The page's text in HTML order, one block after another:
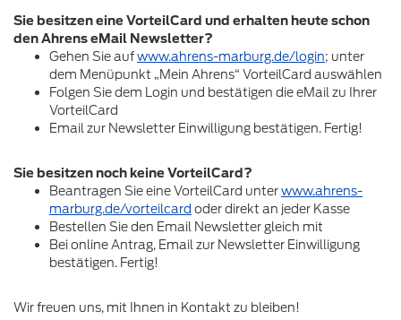
Sie besitzen eine VorteilCard und erhalten heute schon
den Ahrens eMail Newsletter?
Gehen Sie aufwww.ahrens-marburg.de/login; unter
dem Menüpunkt „Mein Ahrens“ VorteilCard auswählen
Folgen Sie dem Login und bestätigen die eMail zu Ihrer
VorteilCard
Email zur Newsletter Einwilligung bestätigen. Fertig!
Sie besitzen noch keine VorteilCard?
Beantragen Sie eine VorteilCard unterwww.ahrens-
marburg.de/vorteilcard oder direkt an jeder Kasse
Bestellen Sie den Email Newsletter gleich mit
Bei online Antrag, Email zur Newsletter Einwilligung
bestätigen. Fertig!
Wir freuen uns, mit Ihnen in Kontakt zu bleiben!